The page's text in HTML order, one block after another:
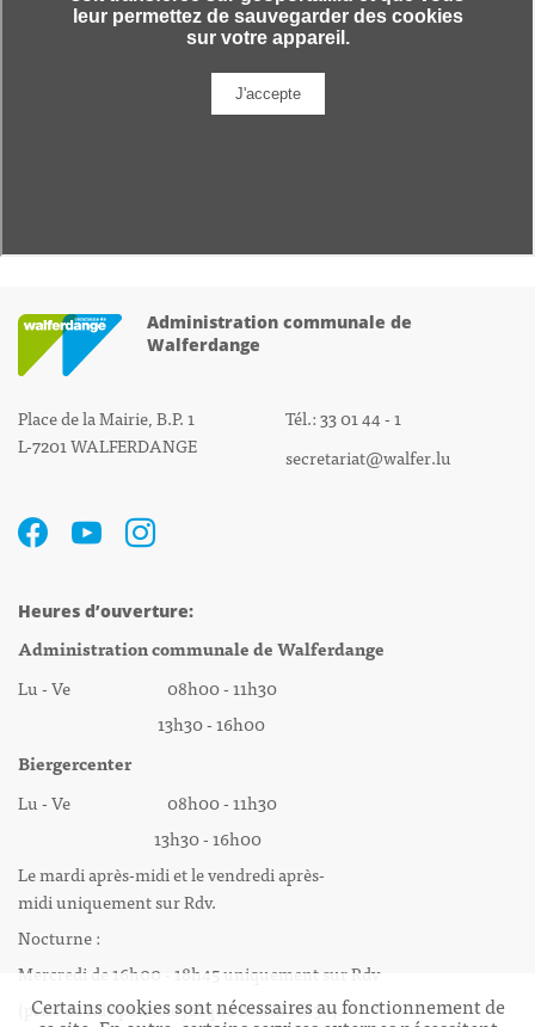
Administration communale de
Walferdange
Place de la Mairie, B.P. 1
L-7201 WALFERDANGE
Tél.: 33 01 44 - 1
secretariat@walfer.lu
Heures d’ouverture:
Administration communale de Walferdange
Lu - Ve 08h00 - 11h30
13h30 - 16h00
Biergercenter
Lu - Ve 08h00 - 11h30
13h30 - 16h00
Le mardi après-midi et le vendredi après-
midi uniquement sur Rdv.
Nocturne :
Mercredi de 16h00 - 18h45 uniquement sur Rdv
(prise de Rdv possible jusqu'à mardi 11h30).
Certains cookies sont nécessaires au fonctionnement de